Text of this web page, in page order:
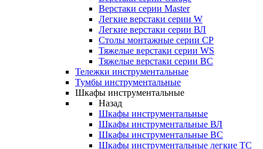
Верстаки серии Master
Легкие верстаки серии W
Легкие верстаки серии ВЛ
Столы монтажные серии СР
Тяжелые верстаки серии WS
Тяжелые верстаки серии ВС
Тележки инструментальные
Тумбы инструментальные
Шкафы инструментальные
Назад
Шкафы инструментальные
Шкафы инструментальные ВЛ
Шкафы инструментальные ВС
Шкафы инструментальные легкие ТС